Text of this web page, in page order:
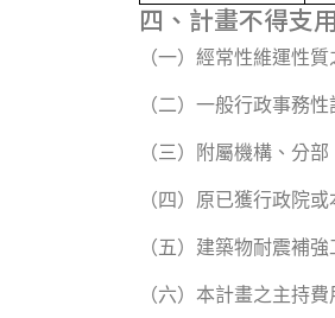
四、計畫不得支
（一）經常性維運性
（二）一般行政事務
（三）附屬機構、分
（四）原已獲行政院
（五）建築物耐震補
（六）本計畫之主持